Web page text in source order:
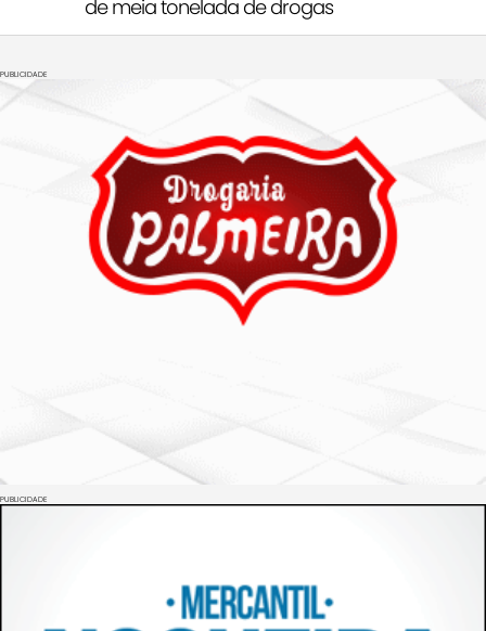
de meia tonelada de drogas
PUBLICIDADE
PUBLICIDADE